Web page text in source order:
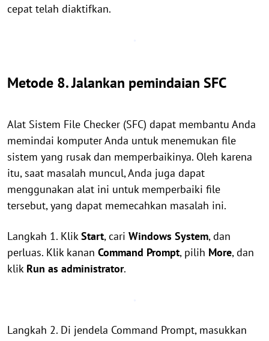
cepat telah diaktifkan.
Metode 8. Jalankan pemindaian SFC
Alat Sistem File Checker (SFC) dapat membantu Anda
memindai komputer Anda untuk menemukan file
sistem yang rusak dan memperbaikinya. Oleh karena
itu, saat masalah muncul, Anda juga dapat
menggunakan alat ini untuk memperbaiki file
tersebut, yang dapat memecahkan masalah ini.
Langkah 1. KlikStart, cari Windows System, dan
perluas. Klik kanan Command Prompt, pilih More, dan
klik Run as administrator.
Langkah 2. Di jendela Command Prompt, masukkan